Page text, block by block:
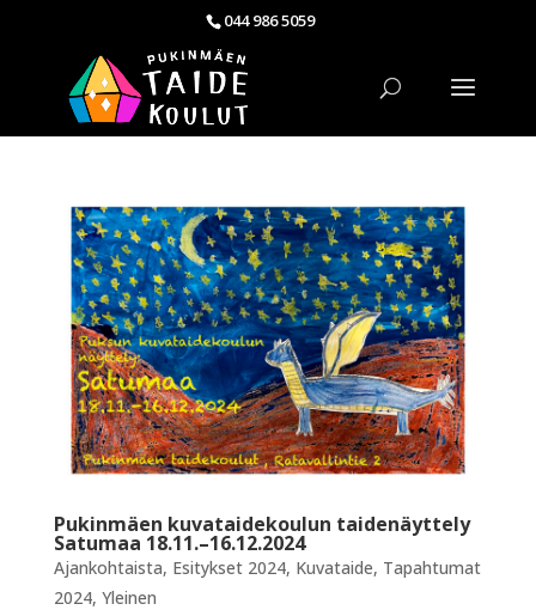
044 986 5059
Pukinmäen kuvataidekoulun taidenäyttely
Satumaa 18.11.–16.12.2024
Ajankohtaista, Esitykset 2024, Kuvataide, Tapahtumat
2024, Yleinen